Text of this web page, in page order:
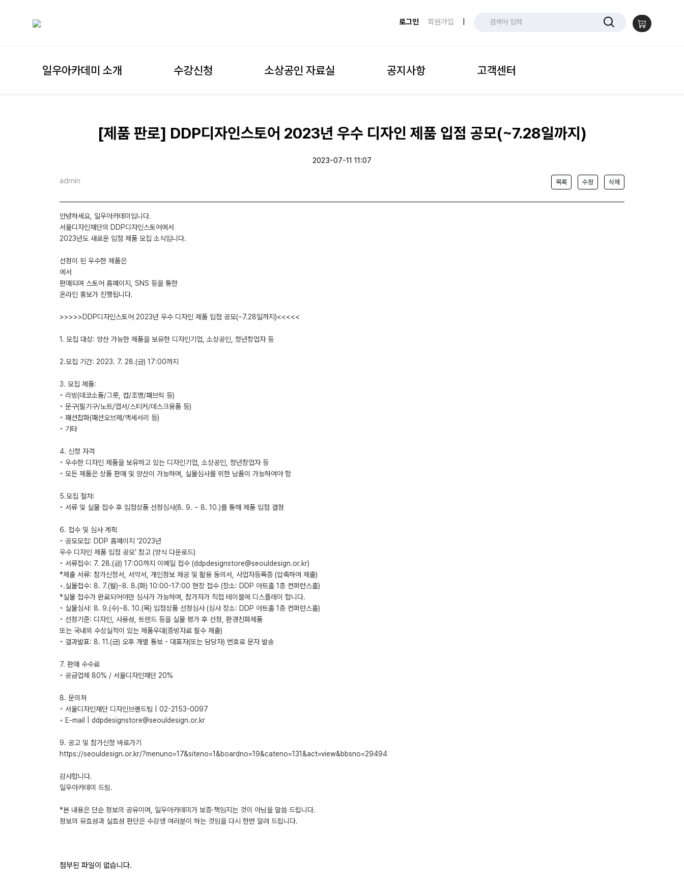
로그인 회원가입
일우아카데미 소개 수강신청 소상공인 자료실 공지사항 고객센터
[제품 판로] DDP디자인스토어 2023년 우수 디자인 제품 입점 공모(~7.28일까지)
2023-07-11 11:07
admin 목록 수정 삭제
안녕하세요, 일우아카데미입니다.
서울디자인재단의 DDP디자인스토어에서
2023년도 새로운 입점 제품 모집 소식입니다.
선정이 된 우수한 제품은
에서
판매되며 스토어 홈페이지, SNS 등을 통한
온라인 홍보가 진행됩니다.
>>>>>DDP디자인스토어 2023년 우수 디자인 제품 입점 공모(~7.28일까지)<<<<<
1. 모집 대상: 양산 가능한 제품을 보유한 디자인기업, 소상공인, 청년창업자 등
2.모집 기간: 2023. 7. 28.(금) 17:00까지
3. 모집 제품:
◦ 리빙(데코소품/그릇, 컵/조명/패브릭 등)
◦ 문구(필기구/노트/엽서/스티커/데스크용품 등)
◦ 패션잡화(패션오브제/액세서리 등)
◦ 기타
4. 신청 자격
◦ 우수한 디자인 제품을 보유하고 있는 디자인기업, 소상공인, 청년창업자 등
◦ 모든 제품은 상품 판매 및 양산이 가능하며, 실물심사를 위한 납품이 가능하여야 함
5.모집 절차:
◦ 서류 및 실물 접수 후 입점상품 선정심사(8. 9. ~ 8. 10.)를 통해 제품 입점 결정
6. 접수 및 심사 계획
◦ 공모모집: DDP 홈페이지 ‘2023년
우수 디자인 제품 입점 공모’ 참고 (양식 다운로드)
◦ 서류접수: 7. 28.(금) 17:00까지 이메일 접수 (ddpdesignstore@seouldesign.or.kr)
*제출 서류: 참가신청서, 서약서, 개인정보 제공 및 활용 동의서, 사업자등록증 (압축하여 제출)
◦.실물접수: 8. 7.(월)~8. 8.(화) 10:00-17:00 현장 접수 (장소: DDP 아트홀 1층 컨퍼런스홀)
*실물 접수가 완료되어야만 심사가 가능하며, 참가자가 직접 테이블에 디스플레이 합니다.
◦ 실물심사: 8. 9.(수)~8. 10.(목) 입점상품 선정심사 (심사 장소: DDP 아트홀 1층 컨퍼런스홀)
◦ 선정기준: 디자인, 사용성, 트렌드 등을 실물 평가 후 선정, 환경친화제품
또는 국내외 수상실적이 있는 제품우대(증빙자료 필수 제출)
◦ 결과발표: 8. 11.(금) 오후 개별 통보 - 대표자(또는 담당자) 번호로 문자 발송
7. 판매 수수료
◦ 공급업체 80% / 서울디자인재단 20%
8. 문의처
◦ 서울디자인재단 디자인브랜드팀 | 02-2153-0097
◦ E-mail | ddpdesignstore@seouldesign.or.kr
9. 공고 및 참가신청 바로가기
https://seouldesign.or.kr/?menuno=17&siteno=1&boardno=19&cateno=131&act=view&bbsno=29494
감사합니다.
일우아카데미 드림.
*본 내용은 단순 정보의 공유이며, 일우아카데미가 보증·책임지는 것이 아님을 말씀 드립니다.
정보의 유효성과 실효성 판단은 수강생 여러분이 하는 것임을 다시 한번 알려 드립니다.
첨부된 파일이 없습니다.